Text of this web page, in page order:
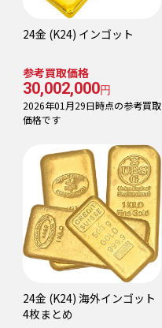
24金 (K24) インゴット
参考買取価格
30,002,000円
2026年01月29日時点の参考買取
価格です
24金 (K24) 海外インゴット
4枚まとめ